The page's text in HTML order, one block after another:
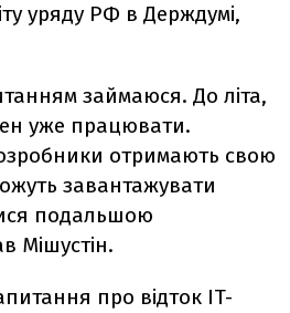
уряду РФ в Держдумі,
займаюся. До літа,
уже працювати.
отримають свою
завантажувати
подальшою
Мішустін.
про відток IT-